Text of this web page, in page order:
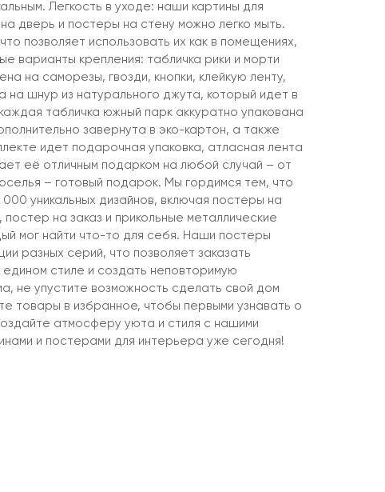
Легкость в уходе: наши картины для
дверь и постеры на стену можно легко мыть.
позволяет использовать их как в помещениях,
варианты крепления: табличка рики и морти
на саморезы, гвозди, кнопки, клейкую ленту,
на шнур из натурального джута, который идет в
табличка южный парк аккуратно упакована
завернута в эко-картон, а также
идет подарочная упаковка, атласная лента
её отличным подарком на любой случай – от
– готовый подарок. Мы гордимся тем, что
уникальных дизайнов, включая постеры на
на заказ и прикольные металлические
мог найти что-то для себя. Наши постеры
разных серий, что позволяет заказать
едином стиле и создать неповторимую
не упустите возможность сделать свой дом
товары в избранное, чтобы первыми узнавать о
атмосферу уюта и стиля с нашими
и постерами для интерьера уже сегодня!